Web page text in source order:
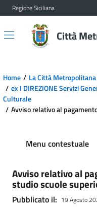
Vai al contenuto principale
Vai al menu principale
Regione Siciliana
Città
Home La Città Metropolitana
ex I DIREZIONE Servizi
Culturale
Avviso relativo al
Menu contestuale
Avviso relativo al
studio scuole
Pubblicato il: 19 Agosto